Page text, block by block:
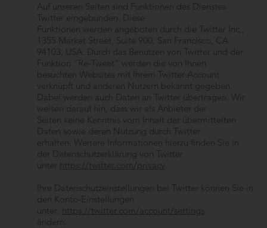
Auf unseren Seiten sind Funktionen des Dienstes
Twitter eingebunden. Diese
Funktionen werden angeboten durch die Twitter Inc.,
1355 Market Street, Suite 900, San Francisco, CA
94103, USA. Durch das Benutzen von Twitter und der
Funktion “Re-Tweet” werden die von Ihnen
besuchten Websites mit Ihrem Twitter-Account
verknüpft und anderen Nutzern bekannt gegeben.
Dabei werden auch Daten an Twitter übertragen. Wir
weisen darauf hin, dass wir als Anbieter der
Seiten keine Kenntnis vom Inhalt der übermittelten
Daten sowie deren Nutzung durch Twitter
erhalten. Weitere Informationen hierzu finden Sie in
der Datenschutzerklärung von Twitter
unter
https://twitter.com/privacy
Ihre Datenschutzeinstellungen bei Twitter können Sie in
den Konto-Einstellungen
unter:
https://twitter.com/account/settings
ändern.